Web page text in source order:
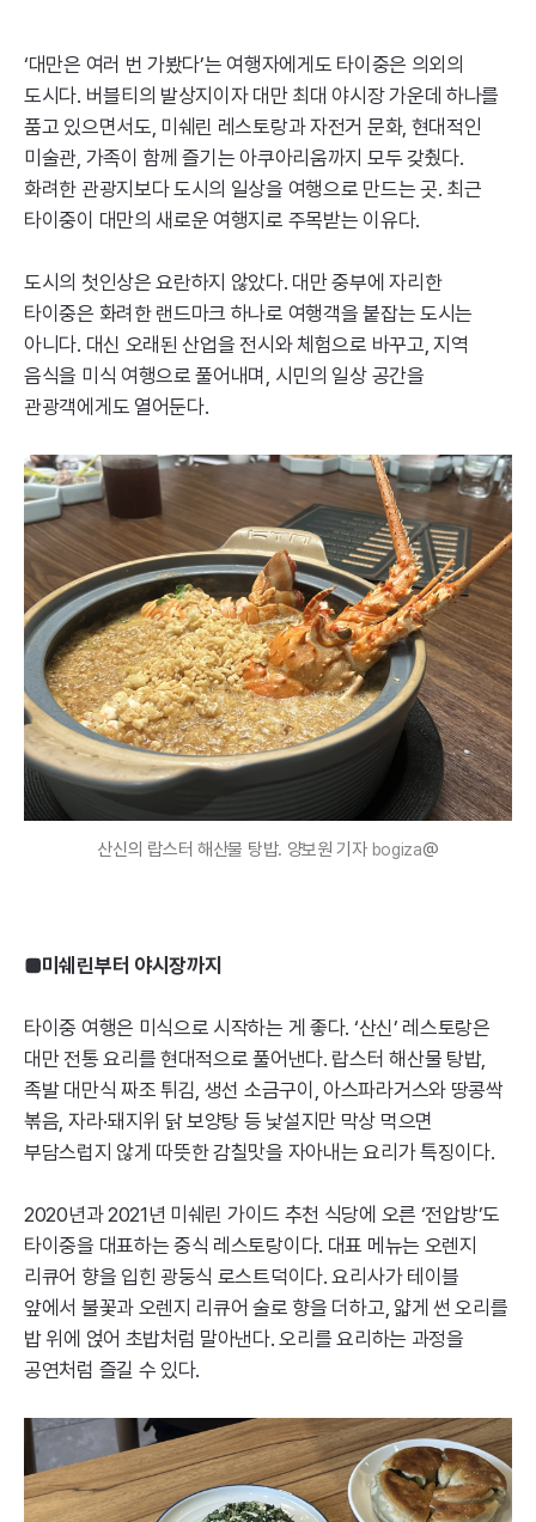
‘대만은 여러 번 가봤다’는 여행자에게도 타이중은 의외의
도시다. 버블티의 발상지이자 대만 최대 야시장 가운데 하나를
품고 있으면서도, 미쉐린 레스토랑과 자전거 문화, 현대적인
미술관, 가족이 함께 즐기는 아쿠아리움까지 모두 갖췄다.
화려한 관광지보다 도시의 일상을 여행으로 만드는 곳. 최근
타이중이 대만의 새로운 여행지로 주목받는 이유다.
도시의 첫인상은 요란하지 않았다. 대만 중부에 자리한
타이중은 화려한 랜드마크 하나로 여행객을 붙잡는 도시는
아니다. 대신 오래된 산업을 전시와 체험으로 바꾸고, 지역
음식을 미식 여행으로 풀어내며, 시민의 일상 공간을
관광객에게도 열어둔다.
산신의 랍스터 해산물 탕밥. 양보원 기자 bogiza@
■미쉐린부터 야시장까지
타이중 여행은 미식으로 시작하는 게 좋다. ‘산신’ 레스토랑은
대만 전통 요리를 현대적으로 풀어낸다. 랍스터 해산물 탕밥,
족발 대만식 짜조 튀김, 생선 소금구이, 아스파라거스와 땅콩싹
볶음, 자라·돼지위 닭 보양탕 등 낯설지만 막상 먹으면
부담스럽지 않게 따뜻한 감칠맛을 자아내는 요리가 특징이다.
2020년과 2021년 미쉐린 가이드 추천 식당에 오른 ‘전압방’도
타이중을 대표하는 중식 레스토랑이다. 대표 메뉴는 오렌지
리큐어 향을 입힌 광둥식 로스트덕이다. 요리사가 테이블
앞에서 불꽃과 오렌지 리큐어 술로 향을 더하고, 얇게 썬 오리를
밥 위에 얹어 초밥처럼 말아낸다. 오리를 요리하는 과정을
공연처럼 즐길 수 있다.